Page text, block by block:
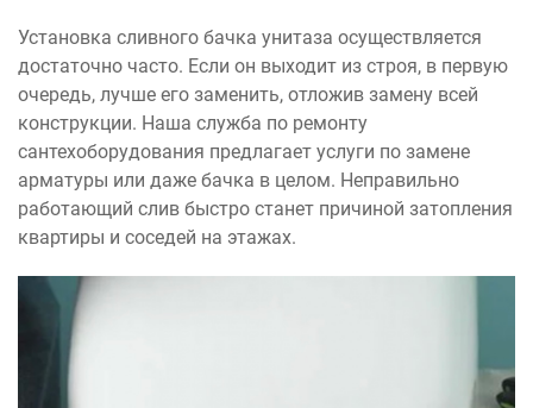
Установка сливного бачка унитаза осуществляется
достаточно часто. Если он выходит из строя, в первую
очередь, лучше его заменить, отложив замену всей
конструкции. Наша служба по ремонту
сантехоборудования предлагает услуги по замене
арматуры или даже бачка в целом. Неправильно
работающий слив быстро станет причиной затопления
квартиры и соседей на этажах.